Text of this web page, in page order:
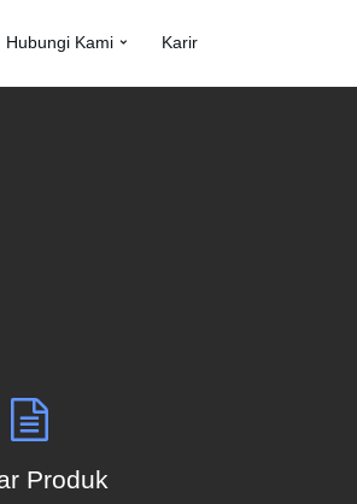
Hubungi Kami Karir
Produk